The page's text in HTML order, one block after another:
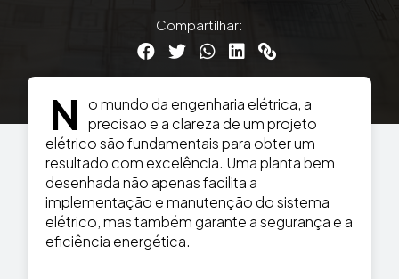
Compartilhar:
N
o mundo da engenharia elétrica, a
precisão e a clareza de um projeto
elétrico são fundamentais para obter um
resultado com excelência. Uma planta bem
desenhada não apenas facilita a
implementação e manutenção do sistema
elétrico, mas também garante a segurança e a
eficiência energética.